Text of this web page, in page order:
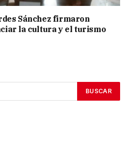
Sánchez firmaron
la cultura y el turismo